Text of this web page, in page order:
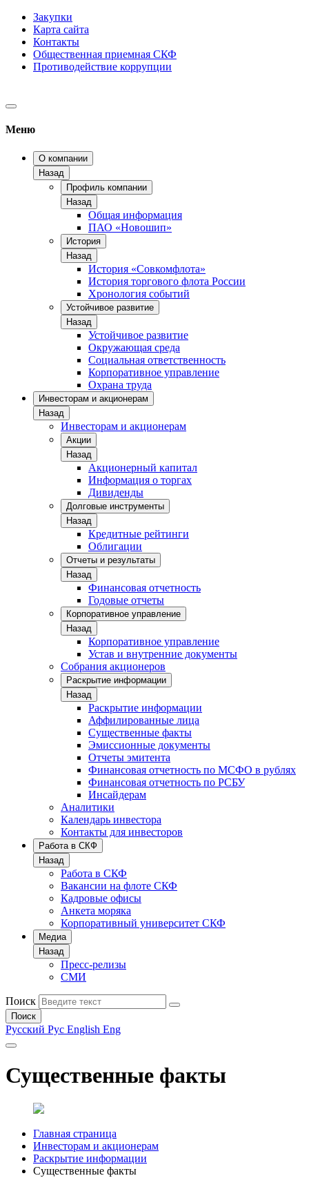
Закупки
Карта сайта
Контакты
Общественная приемная СКФ
Противодействие коррупции
Меню
О компании
Назад
Профиль компании
Назад
Общая информация
ПАО «Новошип»
История
Назад
История «Совкомфлота»
История торгового флота России
Хронология событий
Устойчивое развитие
Назад
Устойчивое развитие
Окружающая среда
Социальная ответственность
Корпоративное управление
Охрана труда
Инвесторам и акционерам
Назад
Инвесторам и акционерам
Акции
Назад
Акционерный капитал
Информация о торгах
Дивиденды
Долговые инструменты
Назад
Кредитные рейтинги
Облигации
Отчеты и результаты
Назад
Финансовая отчетность
Годовые отчеты
Корпоративное управление
Назад
Корпоративное управление
Устав и внутренние документы
Собрания акционеров
Раскрытие информации
Назад
Раскрытие информации
Аффилированные лица
Существенные факты
Эмиссионные документы
Отчеты эмитента
Финансовая отчетность по МСФО в рублях
Финансовая отчетность по РСБУ
Инсайдерам
Аналитики
Календарь инвестора
Контакты для инвесторов
Работа в СКФ
Назад
Работа в СКФ
Вакансии на флоте СКФ
Кадровые офисы
Анкета моряка
Корпоративный университет СКФ
Медиа
Назад
Пресс-релизы
СМИ
Поиск
Поиск
Русский Рус English Eng
Существенные факты
Главная страница
Инвесторам и акционерам
Раскрытие информации
Существенные факты